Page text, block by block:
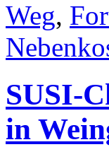
Weg,
SUSI-
in